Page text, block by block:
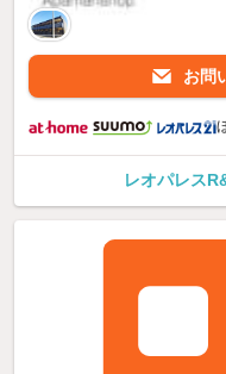
お問
レオパレス